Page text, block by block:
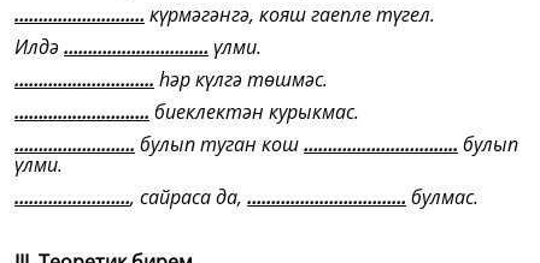
……………………… күрмәгәнгә, кояш гаепле түгел.
Илдә………………………… үлми.
……………………….. һәр күлгә төшмәс.
………………………. биеклектән курыкмас.
……………………. булып туган кош………………………….. булып
үлми.
……………………, сайраса да, …………………………… булмас.